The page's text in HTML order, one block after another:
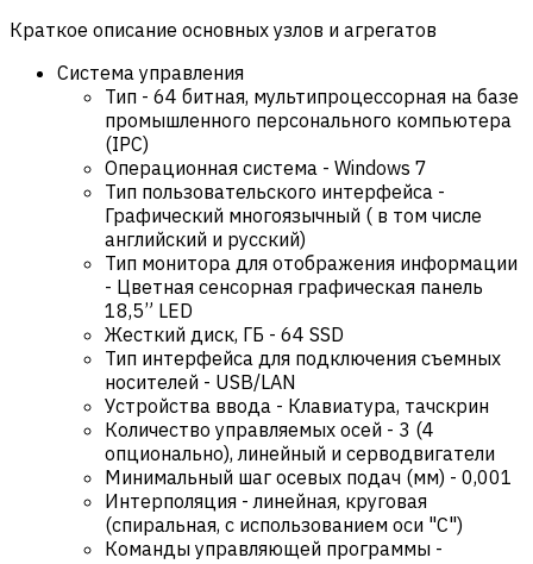
Краткое описание основных узлов и агрегатов
Система управления
Тип - 64 битная, мультипроцессорная на базе
промышленного персонального компьютера
(IPC)
Операционная система - Windows 7
Тип пользовательского интерфейса -
Графический многоязычный ( в том числе
английский и русский)
Тип монитора для отображения информации
- Цветная сенсорная графическая панель
18,5” LED
Жесткий диск, ГБ - 64 SSD
Тип интерфейса для подключения съемных
носителей - USB/LAN
Устройства ввода - Клавиатура, тачскрин
Количество управляемых осей - 3 (4
опционально), линейный и серводвигатели
Минимальный шаг осевых подач (мм) - 0,001
Интерполяция - линейная, круговая
(спиральная, с использованием оси "С")
Команды управляющей программы -